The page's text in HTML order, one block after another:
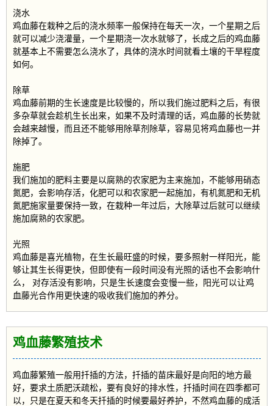
浇水
鸡血藤在栽种之后的浇水频率一般保持在每天一次，一个星期之后
就可以减少浇灌量，一个星期浇一次水就够了，长成之后的鸡血藤
就基本上不需要怎么浇水了，具体的浇水时间就看土壤的干旱程度
如何。
除草
鸡血藤前期的生长速度是比较慢的，所以我们施过肥料之后，有很
多杂草就会趁机生长出来，如果不及时清理的话，鸡血藤的长势就
会越来越慢，而且还不能够用除草剂除草，容易见将鸡血藤也一并
除掉了。
施肥
我们施加的肥料主要是以腐熟的农家肥为主来施加，不能够用硝态
氮肥，会影响存活，化肥可以和农家肥一起施加，有机氮肥和无机
氮肥施家量要保持一致，在栽种一年过后，大除草过后就可以继续
施加腐熟的农家肥。
光照
鸡血藤是喜光植物，在生长最旺盛的时候，要多照射一样阳光，能
够让其生长得更快，但即使有一段时间没有光照的话也不会影响什
么， 对存活没有影响，只是生长速度会变慢一些，阳光可以让鸡
血藤光合作用更快速的吸收我们施加的养分。
鸡血藤繁殖技术
鸡血藤繁殖一般用扦插的方法，扦插的苗床最好是向阳的地方最
好，要求土质肥沃疏松，要有良好的排水性，扦插时间在四季都可
以，只是在夏天和冬天扦插的时候要最好养护，不然鸡血藤的成活